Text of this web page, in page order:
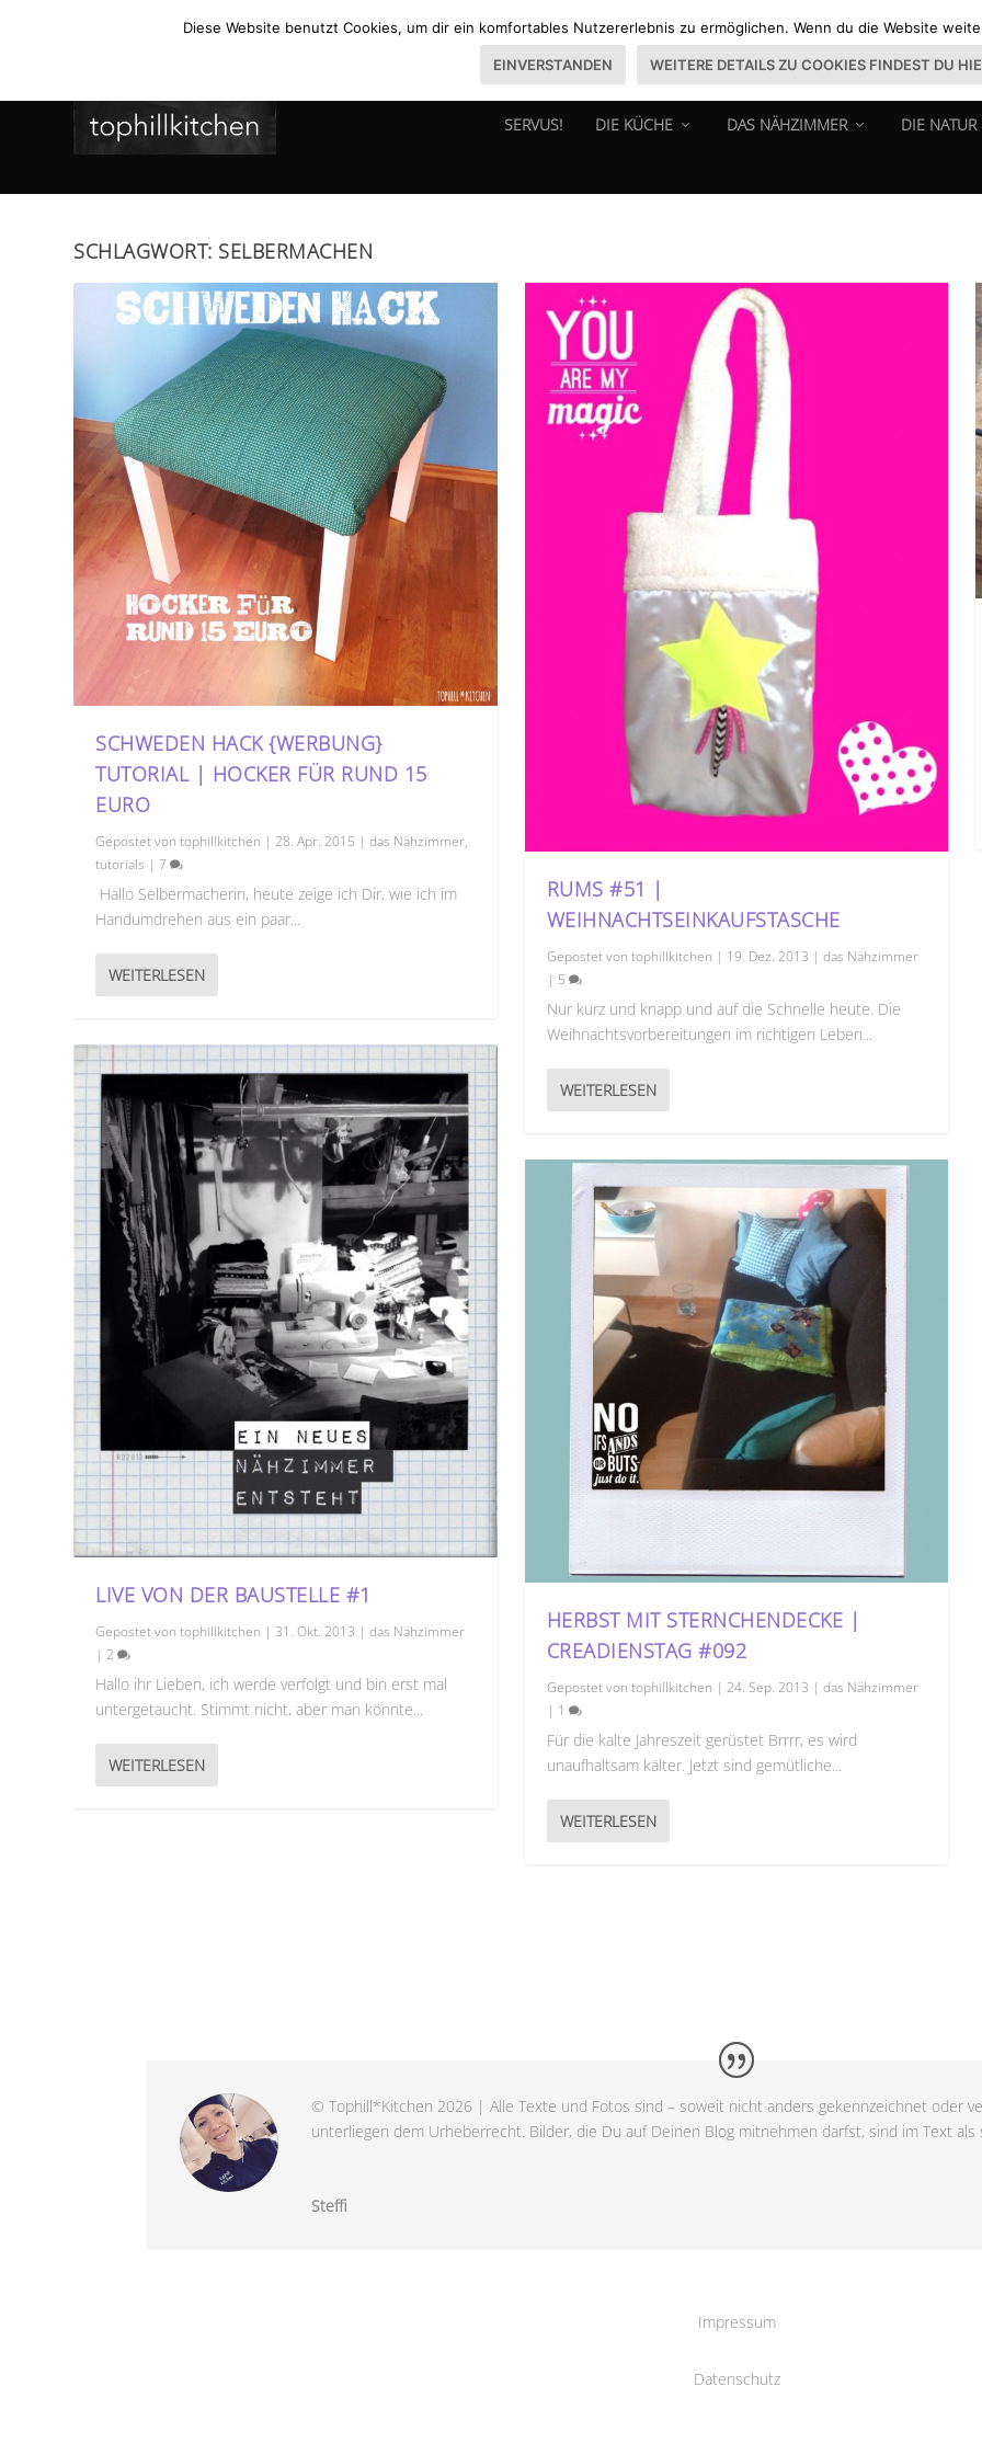
SERVUS! DIE KÜCHE DAS NÄHZIMMER DIE NATUR
SCHLAGWORT: SELBERMACHEN
SCHWEDEN HACK {WERBUNG}
TUTORIAL | HOCKER FÜR RUND 15
EURO
Gepostet vontophillkitchen |28. Apr. 2015 |das Nähzimmer,
tutorials |7
Hallo Selbermacherin, heute zeige ich Dir, wie ich im
Handumdrehen aus ein paar...
WEITERLESEN
LIVE VON DER BAUSTELLE #1
Gepostet vontophillkitchen |31. Okt. 2013 |das Nähzimmer
|2
Hallo ihr Lieben, ich werde verfolgt und bin erst mal
untergetaucht. Stimmt nicht, aber man könnte...
WEITERLESEN
RUMS #51 |
WEIHNACHTSEINKAUFSTASCHE
Gepostet von tophillkitchen | 19. Dez. 2013 | das Nähzimmer
| 5
Nur kurz und knapp und auf die Schnelle heute. Die
Weihnachtsvorbereitungen im richtigen Leben...
WEITERLESEN
HERBST MIT STERNCHENDECKE |
CREADIENSTAG #092
Gepostet von tophillkitchen | 24. Sep. 2013 | das Nähzimmer
| 1
Für die kalte Jahreszeit gerüstet Brrrr, es wird
unaufhaltsam kälter. Jetzt sind gemütliche...
WEITERLESEN
© Tophill*Kitchen 2026 | Alle Texte und Fotos sind – soweit nicht anders gekennzeichnet oder
unterliegen dem Urheberrecht. Bilder, die Du auf Deinen Blog mitnehmen darfst, sind im Text
Steffi
Impressum
Datenschutz
Diese Website benutzt Cookies, um dir ein komfortables Nutzererlebnis zu ermöglichen. Wenn du die Website
EINVERSTANDEN WEITERE DETAILS ZU COOKIES FINDEST DU